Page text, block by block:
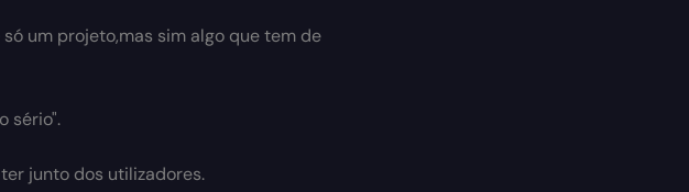
um projeto,mas sim algo que tem de
sério".
junto dos utilizadores.